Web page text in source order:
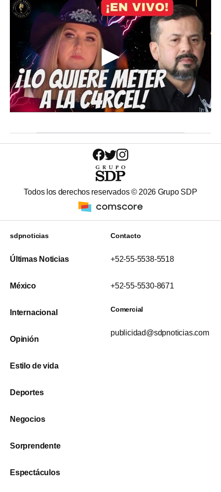
Todos los derechos reservados ©2026 Grupo SDP
sdpnoticias
Últimas Noticias
México
Internacional
Opinión
Estilo de vida
Deportes
Negocios
Sorprendente
Espectáculos
Contacto
+52-55-5538-5518
+52-55-5530-8671
Comercial
publicidad@sdpnoticias.com